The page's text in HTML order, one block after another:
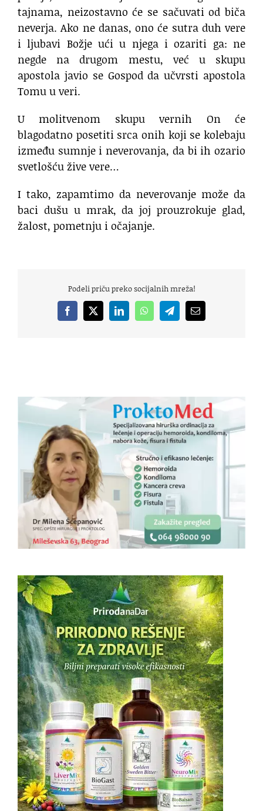
tajnama, neizostavno će se sačuvati od biča
neverja. Ako ne danas, ono će sutra duh vere
i ljubavi Božje ući u njega i ozariti ga: ne
negde na drugom mestu, već u skupu
apostola javio se Gospod da učvrsti apostola
Tomu u veri.
U molitvenom skupu vernih On će
blagodatno posetiti srca onih koji se kolebaju
između sumnje i neverovanja, da bi ih ozario
svetlošću žive vere…
I tako, zapamtimo da neverovanje može da
baci dušu u mrak, da joj prouzrokuje glad,
žalost, pometnju i očajanje.
Podeli priču preko socijalnih mreža!
Facebook
X LinkedInWhatsAppTelegramEmail